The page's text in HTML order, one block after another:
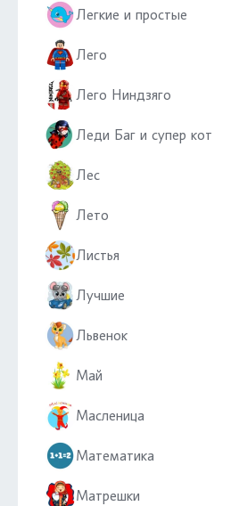
Легкие и простые
Лего
Лего Ниндзяго
Леди Баг и супер кот
Лес
Лето
Листья
Лучшие
Львенок
Май
Масленица
Математика
Матрешки